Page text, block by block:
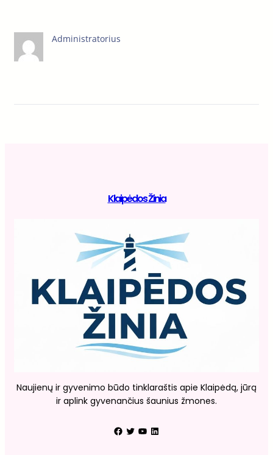
Administratorius
Klaipėdos Žinia
Naujienų ir gyvenimo būdo tinklaraštis apie Klaipėdą, jūrą
ir aplink gyvenančius šaunius žmones.
Facebook Twitter YouTube LinkedIn